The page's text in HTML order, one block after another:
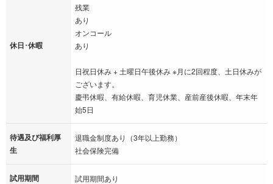
休日･休暇
残業
あり
オンコール
あり
日祝日休み + 土曜日午後休み ※月に2回程度、土日休みが
ございます。
慶弔休暇、有給休暇、育児休業、産前産後休暇、年末年
始5日
待遇及び福利厚
生
退職金制度あり（3年以上勤務）
社会保険完備
試用期間 試用期間あり